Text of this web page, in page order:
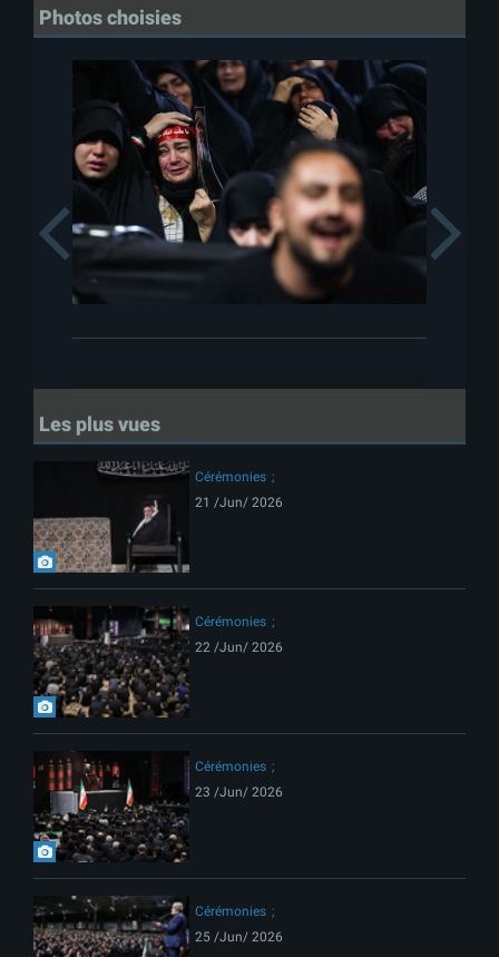
Photos choisies
Previous
Les plus vues
Cérémonies
21 /Jun/ 2026
Cérémonies
22 /Jun/ 2026
Cérémonies
23 /Jun/ 2026
Cérémonies
25 /Jun/ 2026